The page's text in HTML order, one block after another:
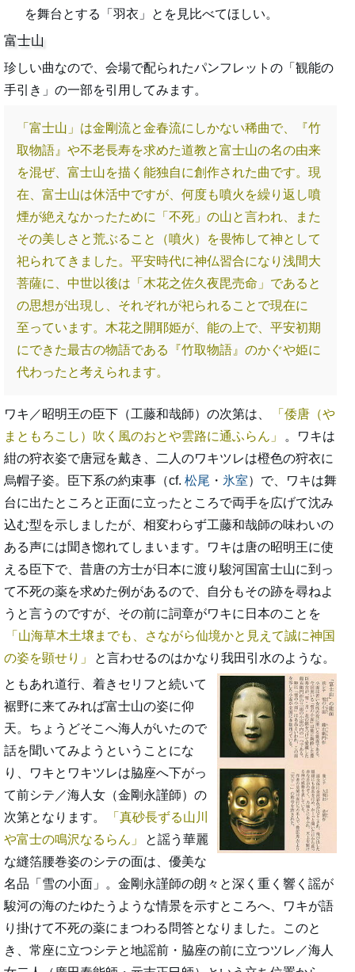
を舞台とする「羽衣」とを見比べてほしい。
富士山
珍しい曲なので、会場で配られたパンフレットの「観能の
手引き」の一部を引用してみます。
「富士山」は金剛流と金春流にしかない稀曲で、『竹
取物語』や不老長寿を求めた道教と富士山の名の由来
を混ぜ、富士山を描く能独自に創作された曲です。現
在、富士山は休活中ですが、何度も噴火を繰り返し噴
煙が絶えなかったために「不死」の山と言われ、また
その美しさと荒ぶること（噴火）を畏怖して神として
祀られてきました。平安時代に神仏習合になり浅間大
菩薩に、中世以後は「木花之佐久夜毘売命」であると
の思想が出現し、それぞれが祀られることで現在に
至っています。木花之開耶姫が、能の上で、平安初期
にできた最古の物語である『竹取物語』のかぐや姫に
代わったと考えられます。
ワキ／昭明王の臣下（工藤和哉師）の次第は、
倭唐（や
まともろこし）吹く風のおとや雲路に通ふらん
。ワキは
紺の狩衣姿で唐冠を戴き、二人のワキツレは橙色の狩衣に
烏帽子姿。臣下系の約束事（cf. 松尾 ・ 氷室）で、ワキは舞
台に出たところと正面に立ったところで両手を広げて沈み
込む型を示しましたが、相変わらず工藤和哉師の味わいの
ある声には聞き惚れてしまいます。ワキは唐の昭明王に使
える臣下で、昔唐の方士が日本に渡り駿河国富士山に到っ
て不死の薬を求めた例があるので、自分もその跡を尋ねよ
うと言うのですが、その前に詞章がワキに日本のことを
山海草木土壌までも、さながら仙境かと見えて誠に神国
の姿を顕せり
と言わせるのはかなり我田引水のような。
ともあれ道行、着きセリフと続いて
裾野に来てみれば富士山の姿に仰
天。ちょうどそこへ海人がいたので
話を聞いてみようということにな
り、ワキとワキツレは脇座へ下がっ
て前シテ／海人女（金剛永謹師）の
次第となります。
真砂長ずる山川
や富士の鳴沢なるらん
と謡う華麗
な縫箔腰巻姿のシテの面は、優美な
名品「雪の小面」。金剛永謹師の朗々と深く重く響く謡が
駿河の海のたゆたうような情景を示すところへ、ワキが語
り掛けて不死の薬にまつわる問答となりました。このと
き、常座に立つシテと地謡前・脇座の前に立つツレ／海人